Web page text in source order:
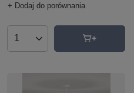
+ Dodaj do porównania
Ilość produktów